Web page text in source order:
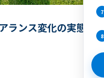
ランス変化の実態
7
8